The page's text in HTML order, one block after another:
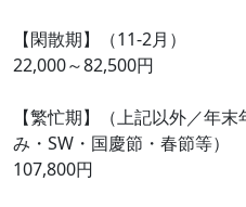
【閑散期】（11-2月）
22,000～82,500円
【繁忙期】（上記以外／年
み・SW・国慶節・春節等）
107,800円